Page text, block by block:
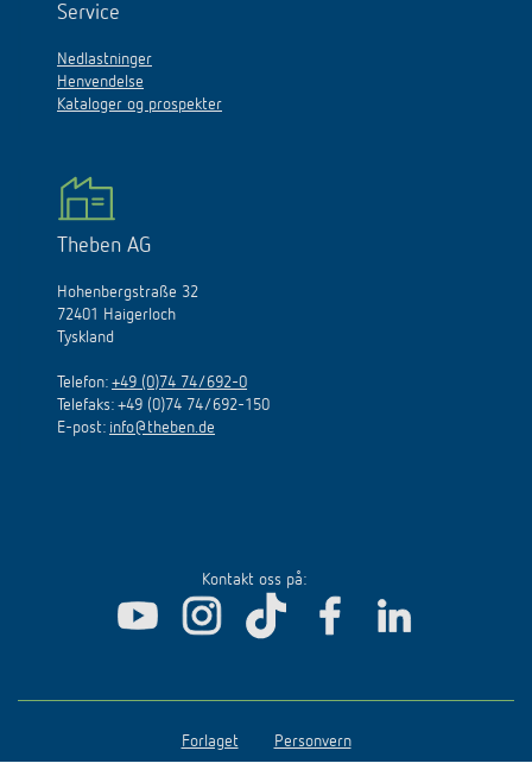
Service
Nedlastninger
Henvendelse
Kataloger og prospekter
Theben AG
Hohenbergstraße 32
72401 Haigerloch
Tyskland
Telefon: +49 (0)74 74/692-0
Telefaks: +49 (0)74 74/692-150
E-post: info@theben.de
Kontakt oss på:
Forlaget Personvern